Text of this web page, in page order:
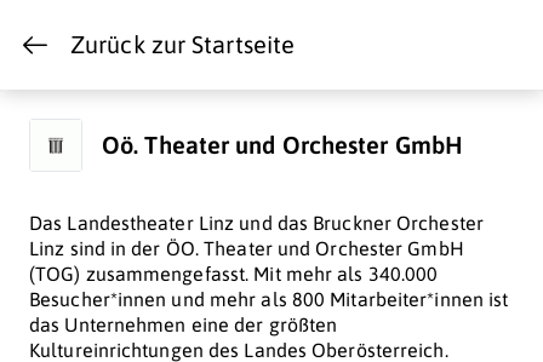
Zurück zur Startseite
Oö. Theater und Orchester GmbH
Das Landestheater Linz und das Bruckner Orchester
Linz sind in der ÖO. Theater und Orchester GmbH
(TOG) zusammengefasst. Mit mehr als 340.000
Besucher*innen und mehr als 800 Mitarbeiter*innen ist
das Unternehmen eine der größten
Kultureinrichtungen des Landes Oberösterreich.